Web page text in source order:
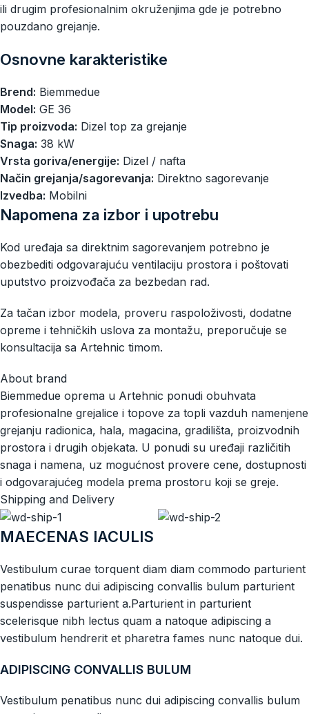
ili drugim profesionalnim okruženjima gde je potrebno
pouzdano grejanje.
Osnovne karakteristike
Brend: Biemmedue
Model: GE 36
Tip proizvoda: Dizel top za grejanje
Snaga: 38 kW
Vrsta goriva/energije: Dizel / nafta
Način grejanja/sagorevanja: Direktno sagorevanje
Izvedba: Mobilni
Napomena za izbor i upotrebu
Kod uređaja sa direktnim sagorevanjem potrebno je
obezbediti odgovarajuću ventilaciju prostora i poštovati
uputstvo proizvođača za bezbedan rad.
Za tačan izbor modela, proveru raspoloživosti, dodatne
opreme i tehničkih uslova za montažu, preporučuje se
konsultacija sa Artehnic timom.
About brand
Biemmedue oprema u Artehnic ponudi obuhvata
profesionalne grejalice i topove za topli vazduh namenjene
grejanju radionica, hala, magacina, gradilišta, proizvodnih
prostora i drugih objekata. U ponudi su uređaji različitih
snaga i namena, uz mogućnost provere cene, dostupnosti
i odgovarajućeg modela prema prostoru koji se greje.
Shipping and Delivery
MAECENAS IACULIS
Vestibulum curae torquent diam diam commodo parturient
penatibus nunc dui adipiscing convallis bulum parturient
suspendisse parturient a.Parturient in parturient
scelerisque nibh lectus quam a natoque adipiscing a
vestibulum hendrerit et pharetra fames nunc natoque dui.
ADIPISCING CONVALLIS BULUM
Vestibulum penatibus nunc dui adipiscing convallis bulum